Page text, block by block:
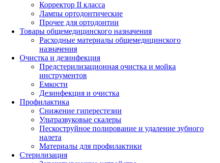
Корректор II класса
Лампы ортодонтические
Прочее для ортодонтии
Товары общемедицинского назначения
Расходные материалы общемедицинского
назначения
Очистка и дезинфекция
Предстерилизационная очистка и мойка
инструментов
Емкости
Дезинфекция и очистка
Профилактика
Снижение гиперестезии
Ультразвуковые скалеры
Пескоструйное полирование и удаление зубного
налета
Материалы для профилактики
Стерилизация